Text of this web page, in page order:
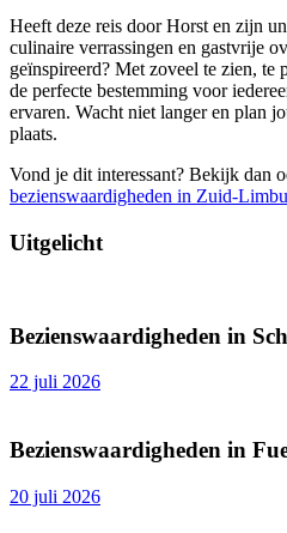
Heeft deze reis door Horst en zijn
culinaire verrassingen en gastvrije
geïnspireerd? Met zoveel te zien, te
de perfecte bestemming voor
ervaren. Wacht niet langer en plan
plaats.
Vond je dit interessant? Bekijk dan
bezienswaardigheden in Zuid-
Uitgelicht
Bezienswaardigheden in
22 juli 2026
Bezienswaardigheden in
20 juli 2026